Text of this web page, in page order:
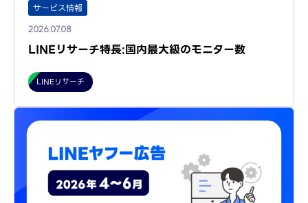
サービス情報
2026.07.08
LINEリサーチ特長:国内最大級のモニター数
LINEリサーチ